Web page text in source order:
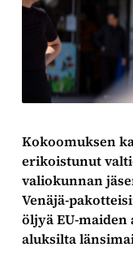
Kokoomuksen
erikoistunut
valiokunnan
Venäjä-
öljyä EU-
aluksilta